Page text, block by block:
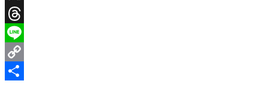
X
Threads
Line
Copy